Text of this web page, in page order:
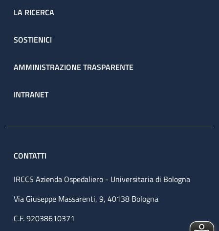
LA RICERCA
SOSTIENICI
AMMINISTRAZIONE TRASPARENTE
INTRANET
CONTATTI
IRCCS Azienda Ospedaliero - Universitaria di Bologna
Via Giuseppe Massarenti, 9, 40138 Bologna
C.F. 92038610371